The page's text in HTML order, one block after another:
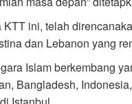
ini, telah
dan Lebanon yang
Islam berkembang
Bangladesh,